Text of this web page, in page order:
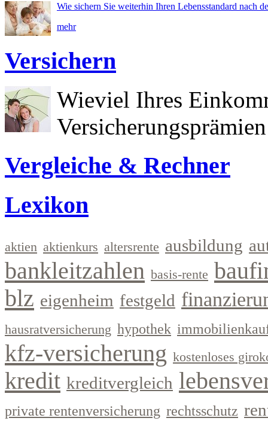
Wie sichern Sie weiterhin Ihren Lebensstandard nach
mehr
Versichern
Wieviel Ihres
Vergleiche & Rechner
Lexikon
aktien aktienkurs altersrente ausbildung
bankleitzahlen basis-rente
blz eigenheim festgeld
hausratversicherung hypothek
kfz-versicherung kostenloses
kredit kreditvergleich
private rentenversicherung rechtsschutz